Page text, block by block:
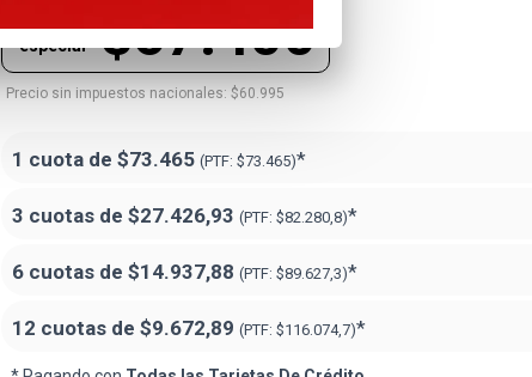
$67.400
Precio
especial
Precio sin impuestos nacionales: $60.995
1 cuota de $73.465 (PTF: $73.465)*
3 cuotas de $27.426,93 (PTF: $82.280,8)*
6 cuotas de $14.937,88 (PTF: $89.627,3)*
12 cuotas de $9.672,89 (PTF: $116.074,7)*